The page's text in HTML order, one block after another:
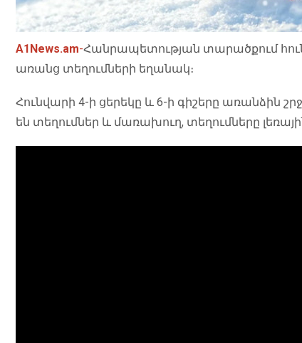
A1News.am-Հանրապետության տարածքում
առանց տեղումների եղանակ։
Հունվարի 4-ի ցերեկը և 6-ի գիշերը առանձին
են տեղումներ և մառախուղ, տեղումները